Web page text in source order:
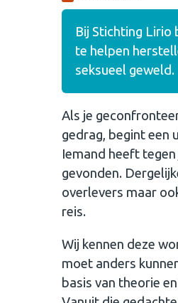
Bij Stichting Lirio
te helpen
seksueel geweld.
Als je
gedrag, begint een
Iemand heeft tegen
gevonden.
overlevers maar
reis.
Wij kennen deze
moet anders
basis van theorie